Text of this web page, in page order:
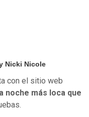
Nicki Nicole
con el sitio web
la noche más loca que